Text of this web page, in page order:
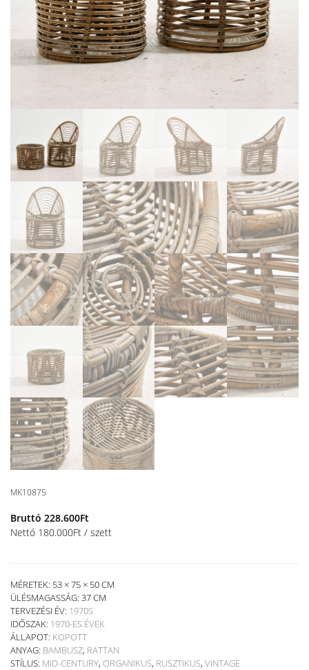
MK10875
Bruttó 228.600Ft
Nettó 180.000Ft / szett
MÉRETEK: 53 × 75 × 50 CM
ÜLÉSMAGASSÁG: 37 CM
TERVEZÉSI ÉV: 1970S
IDŐSZAK: 1970-ES ÉVEK
ÁLLAPOT: KOPOTT
ANYAG: BAMBUSZ, RATTAN
STÍLUS: MID-CENTURY, ORGANIKUS, RUSZTIKUS, VINTAGE